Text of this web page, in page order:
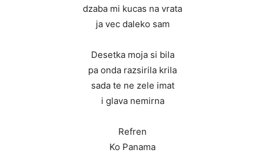
dzaba mi kucas na vrata
ja vec daleko sam
Desetka moja si bila
pa onda razsirila krila
sada te ne zele imat
i glava nemirna
Refren
Ko Panama